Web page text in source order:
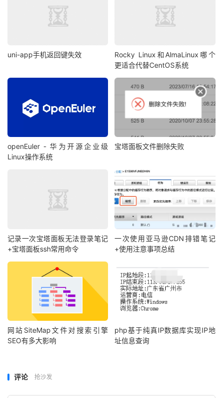
uni-app手机返回键失效
Rocky Linux和AlmaLinux哪个
更适合代替CentOS系统
openEuler - 华为开源企业级
Linux操作系统
宝塔面板文件删除失败
记录一次宝塔面板无法登录笔记
+宝塔面板ssh常用命令
一次使用亚马逊CDN排错笔记
+使用注意事项总结
网站SiteMap文件对搜索引擎
SEO有多大影响
php基于纯真IP数据库实现IP地
址信息查询
评论 抢沙发